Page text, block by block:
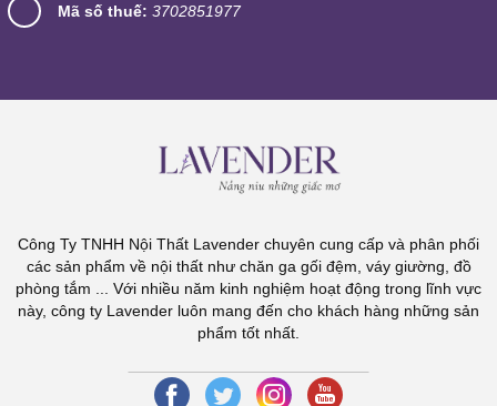
Mã số thuế: 3702851977
Công Ty TNHH Nội Thất Lavender chuyên cung cấp và phân phối
các sản phẩm về nội thất như chăn ga gối đệm, váy giường, đồ
phòng tắm ... Với nhiều năm kinh nghiệm hoạt động trong lĩnh vực
này, công ty Lavender luôn mang đến cho khách hàng những sản
phẩm tốt nhất.